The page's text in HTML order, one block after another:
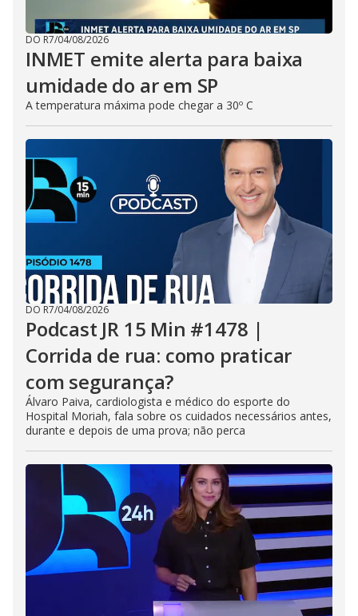
DO R7/04/08/2026
INMET emite alerta para baixa
umidade do ar em SP
A temperatura máxima pode chegar a 30º C
DO R7/04/08/2026
Podcast JR 15 Min #1478 |
Corrida de rua: como praticar
com segurança?
Álvaro Paiva, cardiologista e médico do esporte do
Hospital Moriah, fala sobre os cuidados necessários antes,
durante e depois de uma prova; não perca